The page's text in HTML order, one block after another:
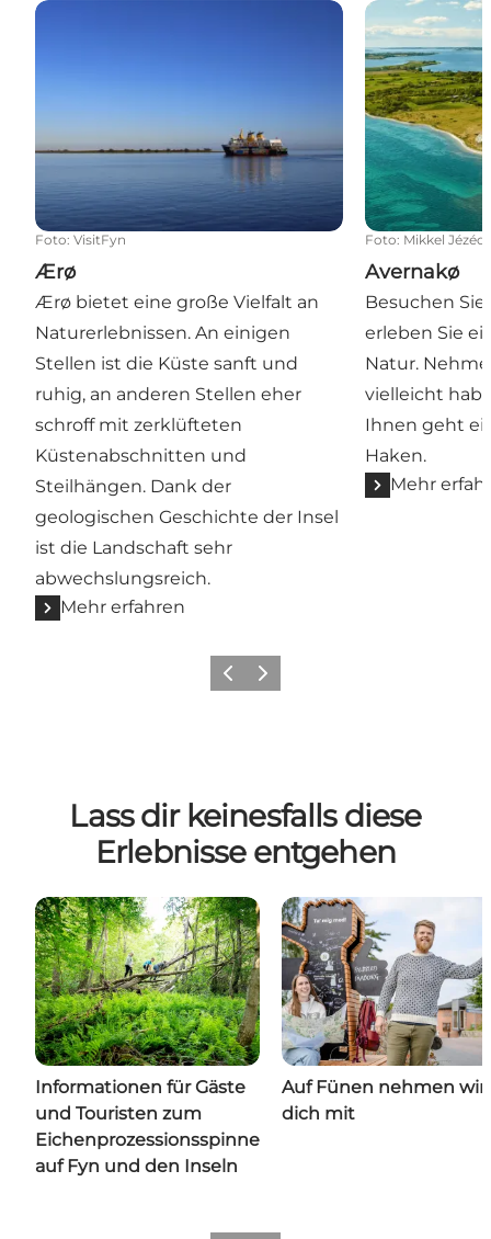
Ærø
Foto: VisitFyn
Ærø
Ærø bietet eine große Vielfalt an
Naturerlebnissen. An einigen
Stellen ist die Küste sanft und
ruhig, an anderen Stellen eher
schroff mit zerklüfteten
Küstenabschnitten und
Steilhängen. Dank der
geologischen Geschichte der Insel
ist die Landschaft sehr
abwechslungsreich.
Mehr erfahren
Avernakø
Foto: Mikkel
Avernakø
Besuchen
erleben Sie
Natur.
vielleicht
Ihnen geht
Haken.
Mehr
ZurückWeiter
Lass dir keinesfalls diese
Erlebnisse entgehen
Informationen für Gäste
und Touristen zum
Eichenprozessionsspinner
auf Fyn und den Inseln
Auf Fünen nehmen wir
dich mit